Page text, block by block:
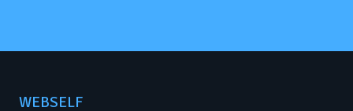
WEBSELF